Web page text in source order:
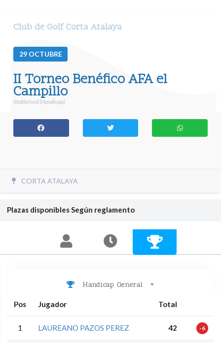
Club de Golf Corta Atalaya
29 OCTUBRE
II Torneo Benéfico AFA el
Campillo
Stableford (Handicap)
CORTA ATALAYA
Plazas disponiblesSegún reglamento
Handicap General
Pos Jugador Total
1 LAUREANO PAZOS PEREZ 42 -6